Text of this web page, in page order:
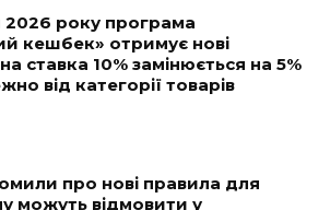
2026 року програма
кешбек» отримує нові
ставка 10% замінюється на 5%
від категорії товарів
про нові правила для
можуть відмовити у